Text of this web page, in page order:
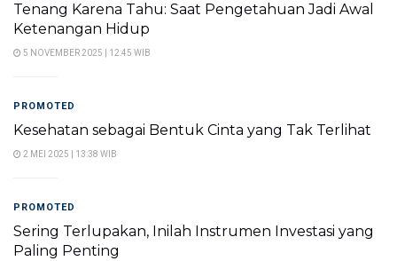
Tenang Karena Tahu: Saat Pengetahuan Jadi Awal
Ketenangan Hidup
5 NOVEMBER 2025 | 12:45 WIB
PROMOTED
Kesehatan sebagai Bentuk Cinta yang Tak Terlihat
2 MEI 2025 | 13:38 WIB
PROMOTED
Sering Terlupakan, Inilah Instrumen Investasi yang
Paling Penting